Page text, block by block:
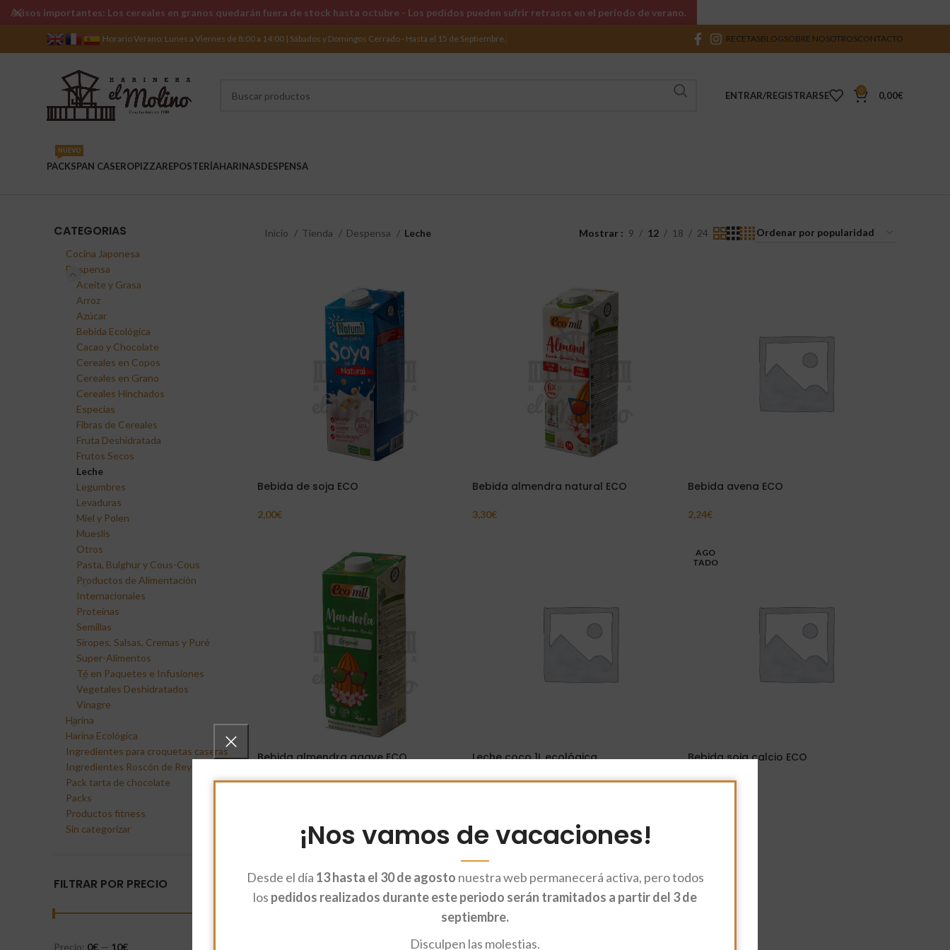
¡Nos vamos de vacaciones!
Desde el día 13 hasta el 30 de agosto nuestra web permanecerá activa, pero todos
los pedidos realizados durante este periodo serán tramitados a partir del 3 de
septiembre.
Disculpen las molestias.
Horario Verano: Lunes a Viernes de 8:00 a 14:00 | Sábados y Domingos Cerrado - Hasta el 15 de Septiembre. RECETASBLOGSOBRE NOSOTROSCONTACTO
ENTRAR/REGISTRARSE 0 0,00€
PACKS
NUEVO
PAN CASEROPIZZAREPOSTERÍAHARINASDESPENSA
CATEGORIAS
Cocina Japonesa
Despensa
Aceite y Grasa
Arroz
Azúcar
Bebida Ecológica
Cacao y Chocolate
Cereales en Copos
Cereales en Grano
Cereales Hinchados
Especias
Fibras de Cereales
Fruta Deshidratada
Frutos Secos
Leche
Legumbres
Levaduras
Miel y Polen
Mueslis
Otros
Pasta, Bulghur y Cous-Cous
Productos de Alimentación
Internacionales
Proteínas
Semillas
Siropes, Salsas, Cremas y Puré
Super-Alimentos
Té en Paquetes e Infusiones
Vegetales Deshidratados
Vinagre
Harina
Harina Ecológica
Ingredientes para croquetas caseras
Ingredientes Roscón de Reyes
Pack tarta de chocolate
Packs
Productos fitness
Sin categorizar
FILTRAR POR PRECIO
Precio: 0€ — 10€
Inicio Tienda Despensa Leche Mostrar 9 12 18 24
Bebida de soja ECO
2,00€
Bebida almendra natural ECO
3,30€
Bebida avena ECO
2,24€
Bebida almendra agave ECO
3,45€
Leche coco 1L ecológica
5,05€
AGO
TADO
Bebida soja calcio ECO
2,21€
Avisos importantes: Los cereales en granos quedarán fuera de stock hasta octubre - Los pedidos pueden sufrir retrasos en el período de verano.